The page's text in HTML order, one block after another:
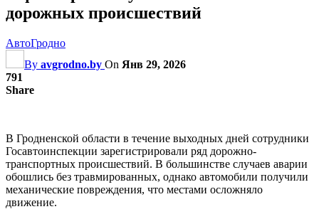
дорожных происшествий
АвтоГродно
By avgrodno.by On Янв 29, 2026
791
Share
В Гродненской области в течение выходных дней сотрудники
Госавтоинспекции зарегистрировали ряд дорожно-
транспортных происшествий. В большинстве случаев аварии
обошлись без травмированных, однако автомобили получили
механические повреждения, что местами осложняло
движение.